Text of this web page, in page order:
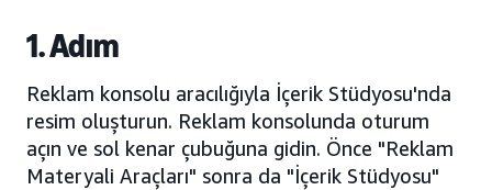
1. Adım
Reklam konsolu aracılığıyla İçerik Stüdyosu'nda
resim oluşturun. Reklam konsolunda oturum
açın ve sol kenar çubuğuna gidin. Önce "Reklam
Materyali Araçları" sonra da "İçerik Stüdyosu"